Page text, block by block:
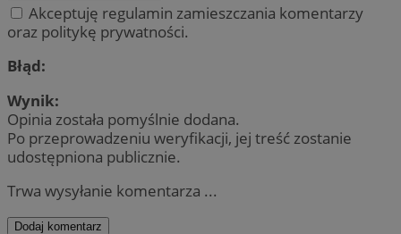
Akceptuję regulamin zamieszczania komentarzy
oraz politykę prywatności.
Błąd:
Wynik:
Opinia została pomyślnie dodana.
Po przeprowadzeniu weryfikacji, jej treść zostanie
udostępniona publicznie.
Trwa wysyłanie komentarza ...
Dodaj komentarz